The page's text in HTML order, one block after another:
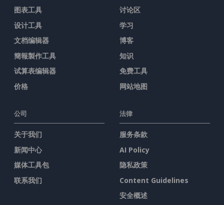
图表工具
设计工具
文档编辑器
簡報製作工具
试算表编辑器
价格
讨论区
学习
博客
知识
免费工具
网站地图
公司
关于我们
新闻中心
媒体工具包
联系我们
法律
服务条款
AI Policy
隐私政策
Content Guidelines
安全概述